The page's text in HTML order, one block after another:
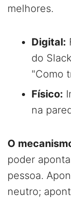
melhores.
Digital:
do
"Como
Físico:
na
O
poder
pessoa.
neutro;